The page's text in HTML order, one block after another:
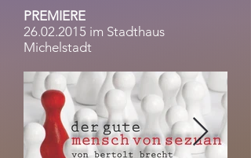
PREMIERE
26.02.2015 im Stadthaus
Michelstadt